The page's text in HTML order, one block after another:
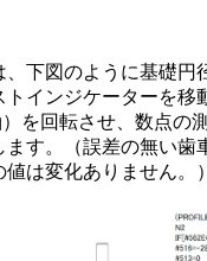
下図のように基礎円
トインジケーターを移
を回転させ、数点の
す。（誤差の無い歯
は変化ありません。）